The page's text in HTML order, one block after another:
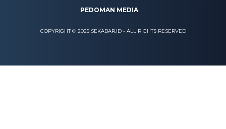
PEDOMAN MEDIA
COPYRIGHT © 2025 SEKABAR.ID - ALL RIGHTS RESERVED